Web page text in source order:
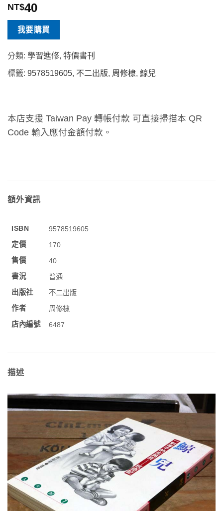
NT$40
我要購買
分類: 學習進修, 特價書刊
標籤: 9578519605, 不二出版, 周修棣, 鯨兒
本店支援 Taiwan Pay 轉帳付款 可直接掃描本 QR
Code 輸入應付金額付款。
額外資訊
ISBN
9578519605
定價
170
售價
40
書況
普通
出版社
不二出版
作者
周修棣
店內編號
6487
描述